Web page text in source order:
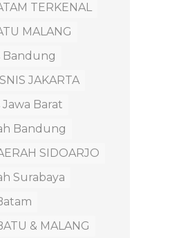
TERKENAL
MALANG
Bandung
JAKARTA
Barat
Bandung
SIDOARJO
Surabaya
& MALANG